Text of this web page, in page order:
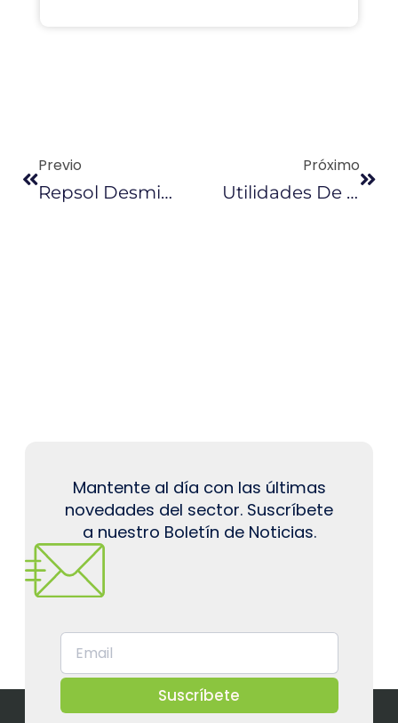
Previo
Repsol Desmiente Demanda Contra Ecuado
Próximo
Utilidades De Empresas Aumentaron El 18,4%
Mantente al día con las últimas
novedades del sector. Suscríbete
a nuestro Boletín de Noticias.
Suscríbete